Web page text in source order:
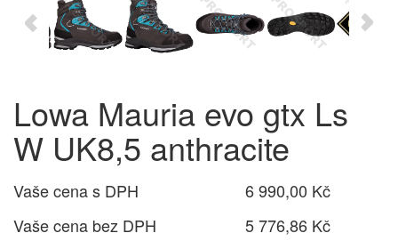
Lowa Mauria evo gtx Ls
W UK8,5 anthracite
Vaše cena s DPH
6 990,00 Kč
Vaše cena bez DPH
5 776,86 Kč